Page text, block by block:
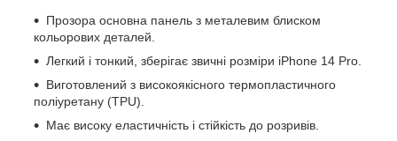
Прозора основна панель з металевим блиском
кольорових деталей.
Легкий і тонкий, зберігає звичні розміри iPhone 14 Pro.
Виготовлений з високоякісного термопластичного
поліуретану (TPU).
Має високу еластичність і стійкість до розривів.